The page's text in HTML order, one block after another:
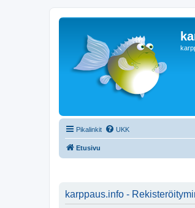
Pikalinkit UKK
Etusivu
karppaus.info -